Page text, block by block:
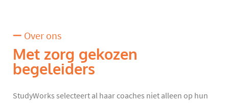
Over ons
Met zorg gekozen
begeleiders
StudyWorks selecteert al haar coaches niet alleen op hun